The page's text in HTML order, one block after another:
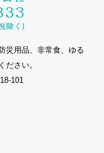
災用品、非常食、ゆる
ださい。
101